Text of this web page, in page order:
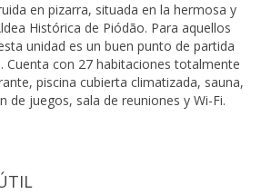
en pizarra, situada en la hermosa y
Histórica de Piódão. Para aquellos
unidad es un buen punto de partida
Cuenta con 27 habitaciones totalmente
piscina cubierta climatizada, sauna,
de juegos, sala de reuniones y Wi-Fi.